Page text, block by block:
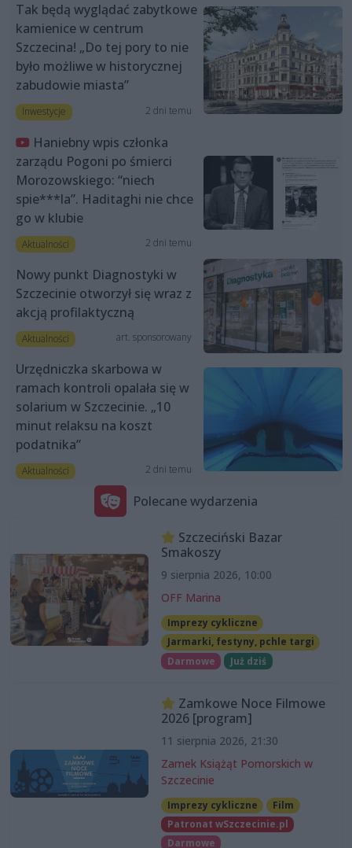
Tak będą wyglądać zabytkowe
kamienice w centrum
Szczecina! „Do tej pory to nie
było możliwe w historycznej
zabudowie miasta”
Inwestycje 2 dni temu
Haniebny wpis członka
zarządu Pogoni po śmierci
Morozowskiego: “niech
spie***la”. Haditaghi nie chce
go w klubie
Aktualności 2 dni temu
Nowy punkt Diagnostyki w
Szczecinie otworzył się wraz z
akcją profilaktyczną
Aktualności art. sponsorowany
Urzędniczka skarbowa w
ramach kontroli opalała się w
solarium w Szczecinie. „10
minut relaksu na koszt
podatnika”
Aktualności 2 dni temu
Polecane wydarzenia
Szczeciński Bazar
Smakoszy
9 sierpnia 2026, 10:00
OFF Marina
Imprezy cykliczne
Jarmarki, festyny, pchle targi
Darmowe
Już dziś
Zamkowe Noce Filmowe
2026 [program]
11 sierpnia 2026, 21:30
Zamek Książąt Pomorskich w
Szczecinie
Imprezy cykliczne
Film
Patronat wSzczecinie.pl
Darmowe